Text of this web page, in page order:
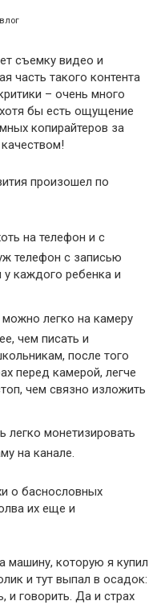
съемку видео и
часть такого контента
– очень много
бы есть ощущение
копирайтеров за
произошел по
на телефон и с
телефон с записью
у каждого ребенка и
легко на камеру
чем писать и
после того
перед камерой, легче
чем связно изложить
легко монетизировать
на канале.
о баснословных
их еще и
машину, которую я купил
и тут выпал в осадок:
и говорить. Да и страх